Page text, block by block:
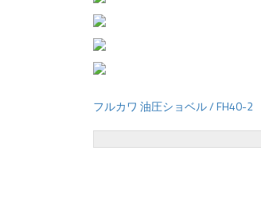
投
稿
ナ
フルカワ 油圧ショベル / FH40-2